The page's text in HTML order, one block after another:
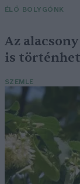
ÉLŐ BOLYGÓNK
Az
is
SZEMLE